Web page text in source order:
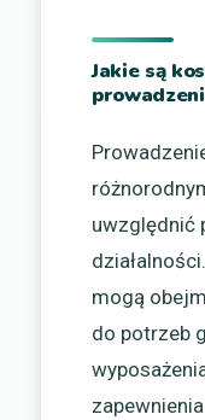
Jakie są
uwzględnić
mogą
do potrzeb